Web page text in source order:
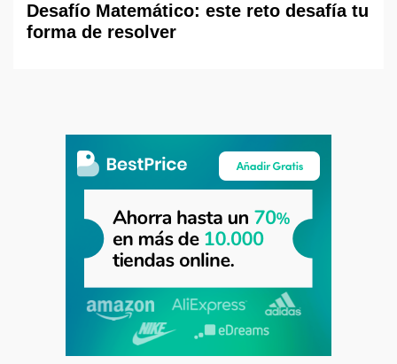
Desafío Matemático: este reto desafía tu
forma de resolver